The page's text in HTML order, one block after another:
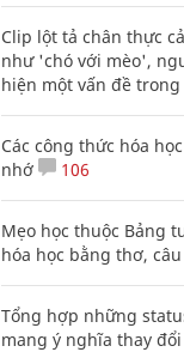
Clip lột tả chân thực
như 'chó với mèo',
hiện một vấn đề
Các công thức hóa
nhớ
106
Mẹo học thuộc Bảng
hóa học bằng thơ,
Tổng hợp những
mang ý nghĩa thay